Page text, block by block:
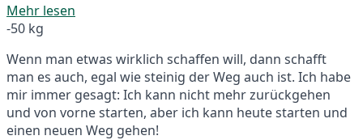
Mehr lesen
-50 kg
Wenn man etwas wirklich schaffen will, dann schafft
man es auch, egal wie steinig der Weg auch ist. Ich habe
mir immer gesagt: Ich kann nicht mehr zurückgehen
und von vorne starten, aber ich kann heute starten und
einen neuen Weg gehen!